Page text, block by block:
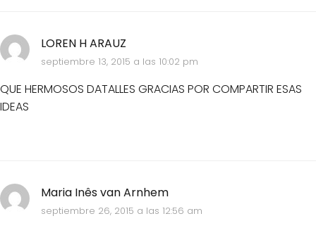
LOREN H ARAUZ
septiembre 13, 2015 a las 10:02 pm
QUE HERMOSOS DATALLES GRACIAS POR COMPARTIR ESAS
IDEAS
Maria Inês van Arnhem
septiembre 26, 2015 a las 12:56 am